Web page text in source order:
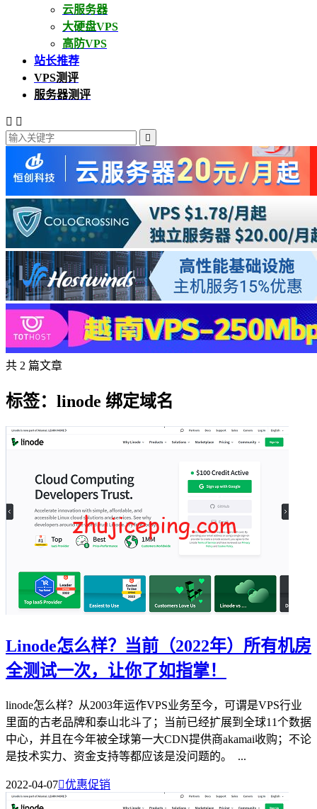
云服务器
大硬盘VPS
高防VPS
站长推荐
VPS测评
服务器测评
 

共 2 篇文章
标签：linode 绑定域名
Linode怎么样？当前（2022年）所有机房
全测试一次，让你了如指掌！
linode怎么样？从2003年运作VPS业务至今，可谓是VPS行业
里面的古老品牌和泰山北斗了；当前已经扩展到全球11个数据
中心，并且在今年被全球第一大CDN提供商akamai收购；不论
是技术实力、资金支持等都应该是没问题的。 ...
2022-04-07优惠促销